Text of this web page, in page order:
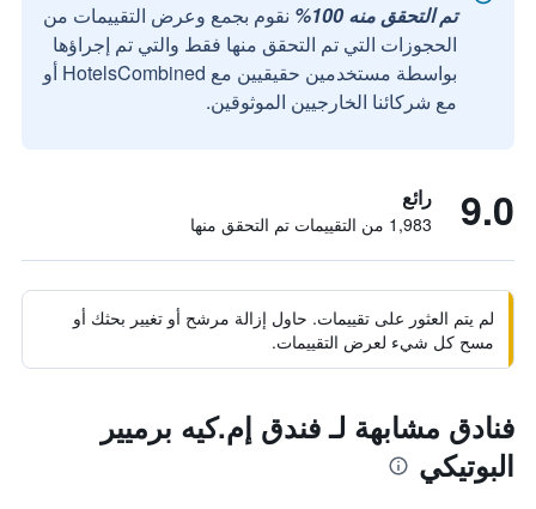
تم التحقق منه 100%
نقوم بجمع وعرض التقييمات من
الحجوزات التي تم التحقق منها فقط والتي تم إجراؤها
بواسطة مستخدمين حقيقيين مع HotelsCombined أو
مع شركائنا الخارجيين الموثوقين.
9.0 رائع
1,983 من التقييمات تم التحقق منها
لم يتم العثور على تقييمات. حاول إزالة مرشح أو تغيير بحثك أو
مسح كل شيء لعرض التقييمات.
فنادق مشابهة لـ فندق إم.كيه برميير
البوتيكي